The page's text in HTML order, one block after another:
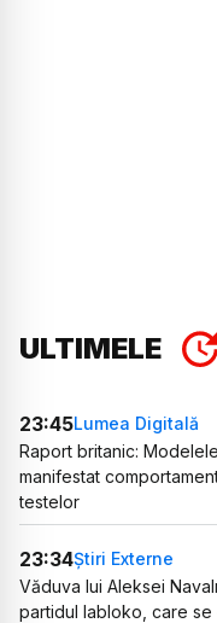
ULTIMELE
23:45Lumea Digitală
Raport britanic:
manifestat
testelor
23:34Știri Externe
Văduva lui Aleksei
partidul Iabloko, care